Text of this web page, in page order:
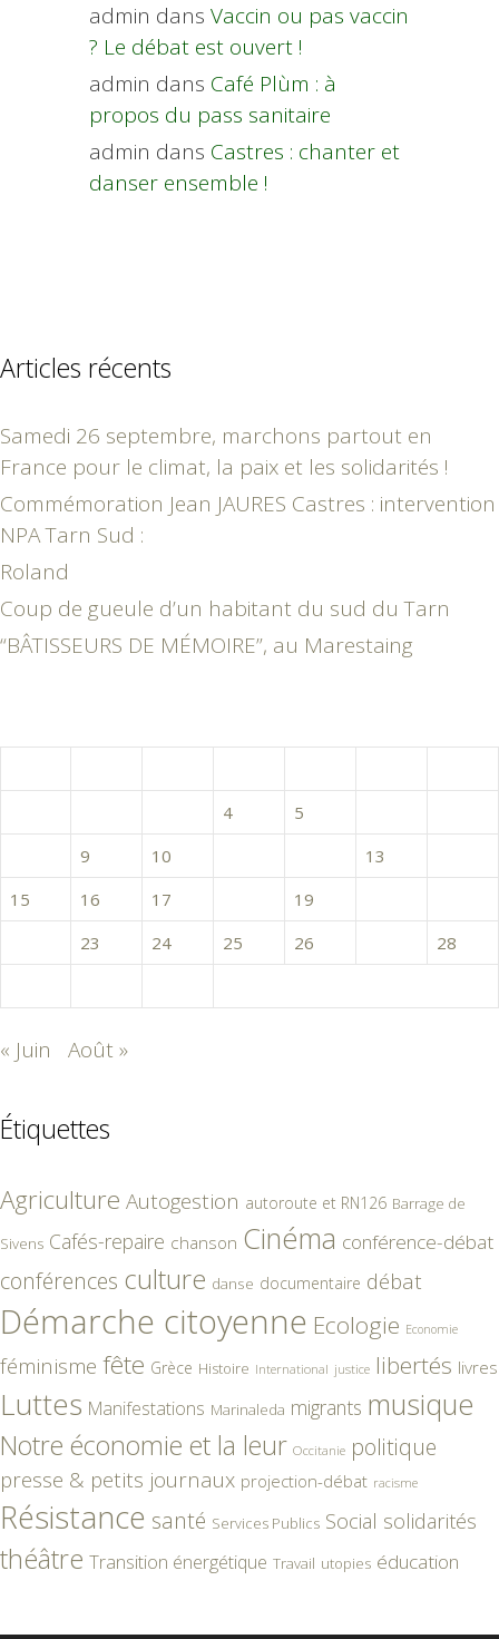
admin dans Vaccin ou pas vaccin
? Le débat est ouvert !
admin dans Café Plùm : à
propos du pass sanitaire
admin dans Castres : chanter et
danser ensemble !
Articles récents
Samedi 26 septembre, marchons partout en
France pour le climat, la paix et les solidarités !
Commémoration Jean JAURES Castres : intervention
NPA Tarn Sud :
Roland
Coup de gueule d’un habitant du sud du Tarn
“BÂTISSEURS DE MÉMOIRE”, au Marestaing
4 5
9 10 13
15
16 17 19
23 24 25 26
28
« Juin Août »
Étiquettes
Agriculture Autogestion autoroute et RN126 Barrage de
Sivens Cafés-repaire chanson Cinéma conférence-débat
conférences culture danse documentaire débat
Démarche citoyenne Ecologie Economie
féminisme fête Grèce Histoire International justice libertés livres
Luttes Manifestations Marinaleda migrants musique
Notre économie et la leur Occitanie politique
presse & petits journaux projection-débat racisme
Résistance santé Services Publics Social solidarités
théâtre Transition énergétique Travail utopies éducation